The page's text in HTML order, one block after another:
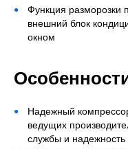
Функция разморозки
внешний блок
окном
Надежный
ведущих
службы и